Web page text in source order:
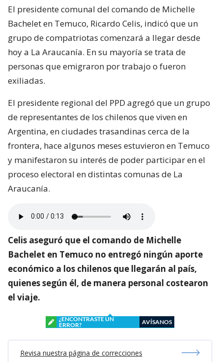
El presidente comunal del comando de Michelle
Bachelet en Temuco, Ricardo Celis, indicó que un
grupo de compatriotas comenzará a llegar desde
hoy a La Araucanía. En su mayoría se trata de
personas que emigraron por trabajo o fueron
exiliadas.
El presidente regional del PPD agregó que un grupo
de representantes de los chilenos que viven en
Argentina, en ciudades trasandinas cerca de la
frontera, hace algunos meses estuvieron en Temuco
y manifestaron su interés de poder participar en el
proceso electoral en distintas comunas de La
Araucanía.
Celis aseguró que el comando de Michelle
Bachelet en Temuco no entregó ningún aporte
económico a los chilenos que llegarán al país,
quienes según él, de manera personal costearon
el viaje.
¿ENCONTRASTE UN
ERROR?
AVÍSANOS
Revisa nuestra página de correcciones